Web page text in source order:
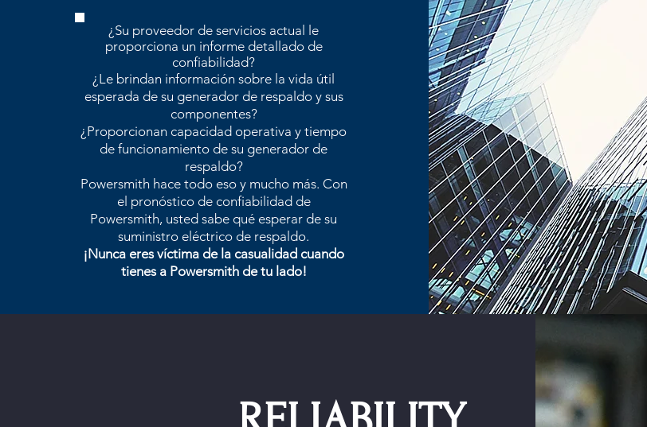
¿Su proveedor de servicios actual le
proporciona un informe detallado de
confiabilidad?
¿Le brindan información sobre la vida útil
esperada de su generador de respaldo y sus
componentes?
¿Proporcionan capacidad operativa y tiempo
de funcionamiento de su generador de
respaldo?
Powersmith hace todo eso y mucho más. Con
el pronóstico de confiabilidad de
Powersmith, usted sabe qué esperar de su
suministro eléctrico de respaldo.
¡Nunca eres víctima de la casualidad cuando
tienes a Powersmith de tu lado!